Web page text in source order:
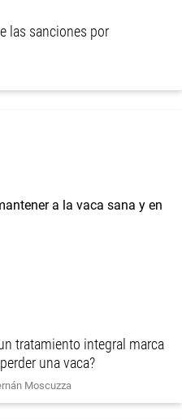
las sanciones por
tratamiento integral marca
una vaca?
Moscuzza